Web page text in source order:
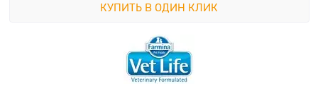
КУПИТЬ В ОДИН КЛИК